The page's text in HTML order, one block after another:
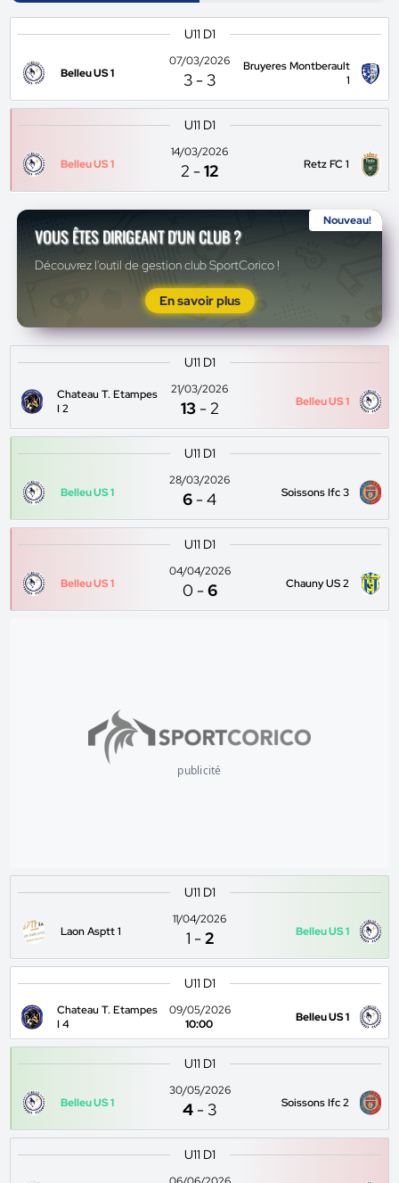
U11 D1
Belleu US 1
07/03/2026
3 - 3
Bruyeres Montberault
1
U11 D1
Belleu US 1
14/03/2026
2 -12 Retz FC 1
Nouveau!
VOUS ÊTES DIRIGEANT D'UN CLUB ?
Découvrez l'outil de gestion club SportCorico !
En savoir plus
U11 D1
Chateau T. Etampes
I 2
21/03/2026
13 -2 Belleu US 1
U11 D1
Belleu US 1
28/03/2026
6 -4 Soissons Ifc 3
U11 D1
Belleu US 1
04/04/2026
0 -6 Chauny US 2
publicité
U11 D1
Laon Asptt 1
11/04/2026
1 -2 Belleu US 1
U11 D1
Chateau T. Etampes
I 4
09/05/2026
10:00
Belleu US 1
U11 D1
Belleu US 1
30/05/2026
4 - 3 Soissons Ifc 2
U11 D1